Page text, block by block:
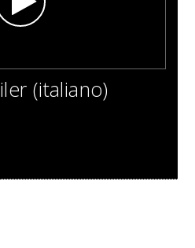
(italiano)